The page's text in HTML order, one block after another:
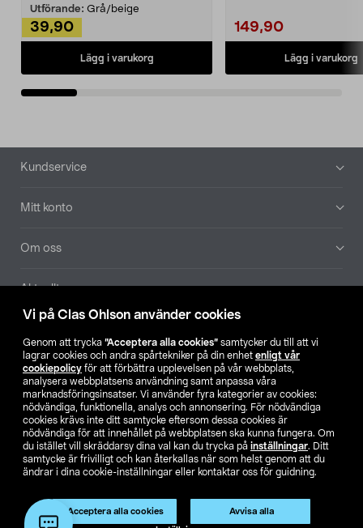
Vi på Clas Ohlson använder cookies
Genom att trycka ”Acceptera alla cookies” samtycker du till att vi
lagrar cookies och andra spårtekniker på din enhet enligt vår
cookiepolicy för att förbättra upplevelsen på vår webbplats,
analysera webbplatsens användning samt anpassa våra
marknadsföringsinsatser. Vi använder fyra kategorier av cookies:
nödvändiga, funktionella, analys och annonsering. För nödvändiga
cookies krävs inte ditt samtycke eftersom dessa cookies är
nödvändiga för att innehållet på webbplatsen ska kunna fungera. Om
du istället vill skräddarsy dina val kan du trycka på inställningar. Ditt
samtycke är frivilligt och kan återkallas när som helst genom att du
ändrar i dina cookie-inställningar eller kontaktar oss för guidning.
Acceptera alla cookies Avvisa alla
Utförande: Grå/beige
39,90
Lägg i varukorg
149,90
Lägg i varukorg
Sidfot
Kundservice
Mitt konto
Om oss
Aktuellt
Hitta butik
SE NO FI
Köpvillkor Privacy statement Klubbvillkor För företag